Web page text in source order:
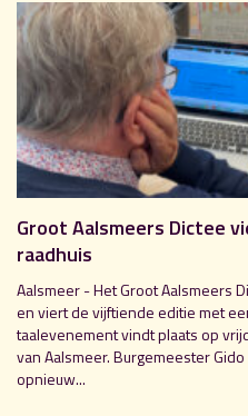
Groot Aalsmeers Dictee
raadhuis
Aalsmeer - Het Groot Aalsmeers
en viert de vijftiende editie met
taalevenement vindt plaats op
van Aalsmeer. Burgemeester
opnieuw...